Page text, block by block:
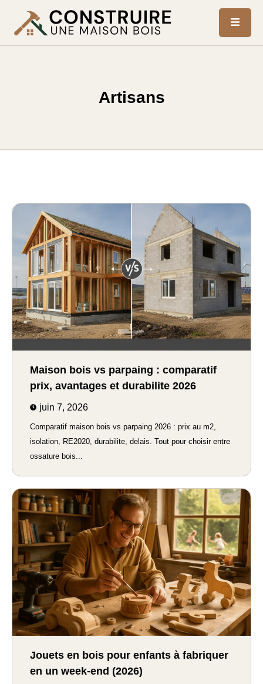
Artisans
Maison bois vs parpaing : comparatif
prix, avantages et durabilite 2026
juin 7, 2026
Comparatif maison bois vs parpaing 2026 : prix au m2,
isolation, RE2020, durabilite, delais. Tout pour choisir entre
ossature bois...
Jouets en bois pour enfants à fabriquer
en un week-end (2026)